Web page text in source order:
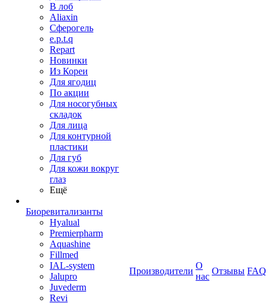
В лоб
Aliaxin
Сферогель
e.p.t.q
Repart
Новинки
Из Кореи
Для ягодиц
По акции
Для носогубных
складок
Для лица
Для контурной
пластики
Для губ
Для кожи вокруг
глаз
Ещё
Биоревитализанты
Hyalual
Premierpharm
Aquashine
Fillmed
IAL-system
Jalupro
Juvederm
Revi
Производители
О
нас
Отзывы FAQ